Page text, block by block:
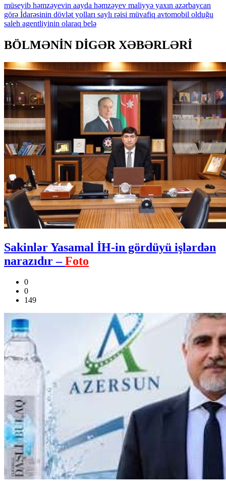
müseyib həmzəyevin aayda həmzəyev maliyyə yaxın azərbaycan
görə İdarəsinin dövlət yolları saylı rəisi müvafiq avtomobil olduğu
saleh agentliyinin olaraq belə
BÖLMƏNİN DİGƏR XƏBƏRLƏRİ
Sakinlər Yasamal İH-in gördüyü işlərdən
narazıdır –Foto
0
0
149